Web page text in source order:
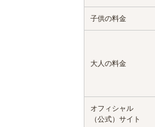
子供の料金
大人の料金
オフィシャル
（公式）サイト